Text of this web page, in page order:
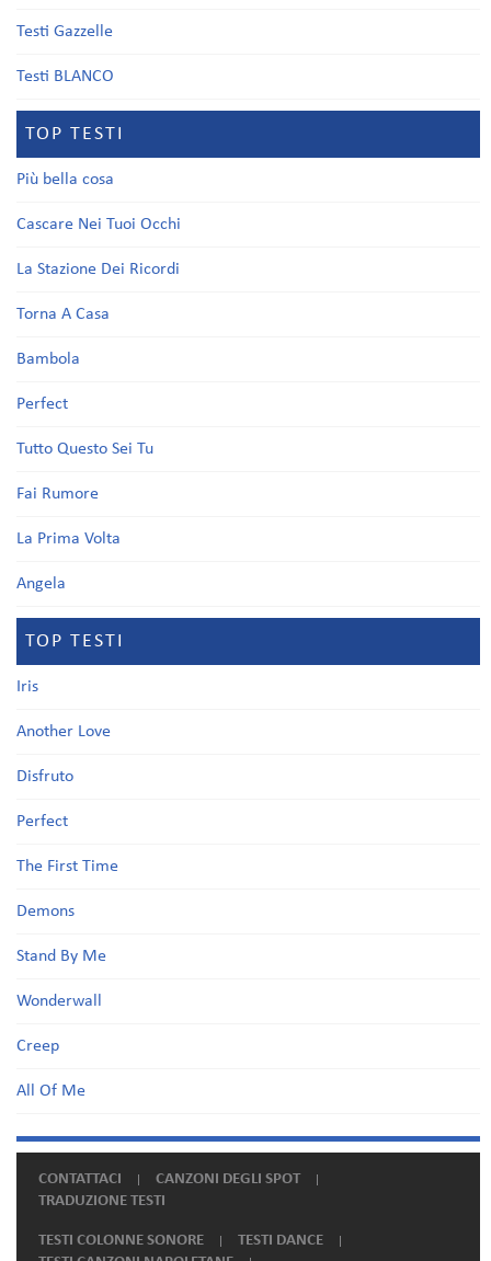
Testi Gazzelle
Testi BLANCO
TOP TESTI
Più bella cosa
Cascare Nei Tuoi Occhi
La Stazione Dei Ricordi
Torna A Casa
Bambola
Perfect
Tutto Questo Sei Tu
Fai Rumore
La Prima Volta
Angela
TOP TESTI
Iris
Another Love
Disfruto
Perfect
The First Time
Demons
Stand By Me
Wonderwall
Creep
All Of Me
CONTATTACI
CANZONI DEGLI SPOT
TRADUZIONE TESTI
TESTI COLONNE SONORE
TESTI DANCE